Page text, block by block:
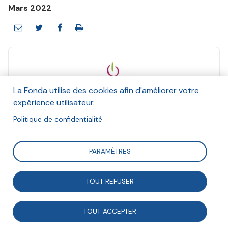
Mars 2022
e-graine
Et Anna Maheu
Mars 2022
Suivre
Depuis 2019, l’association e-graine Nouvelle-
Aquitaine impulse un véritable écosystème dans le
quartier de la Benauge, à Bordeaux : le Laboratoire
La Fonda utilise des cookies afin d'améliorer votre
expérience utilisateur.
Politique de confidentialité
PARAMÈTRES
TOUT REFUSER
TOUT ACCEPTER